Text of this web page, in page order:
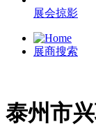
展会掠影
展商搜索
泰州市